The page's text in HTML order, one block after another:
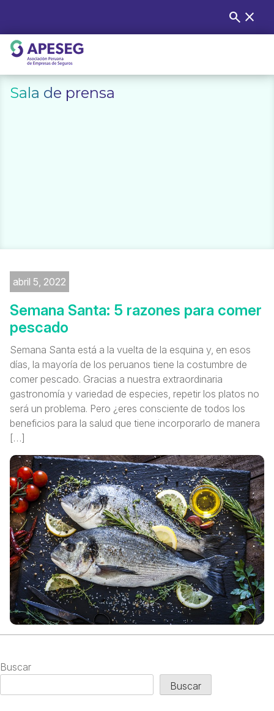
content
Buscar:
search close
APESEG
Sala de prensa
abril 5, 2022
Semana Santa: 5 razones para comer
pescado
Semana Santa está a la vuelta de la esquina y, en esos
días, la mayoría de los peruanos tiene la costumbre de
comer pescado. Gracias a nuestra extraordinaria
gastronomía y variedad de especies, repetir los platos no
será un problema. Pero ¿eres consciente de todos los
beneficios para la salud que tiene incorporarlo de manera
[…]
Buscar
Buscar